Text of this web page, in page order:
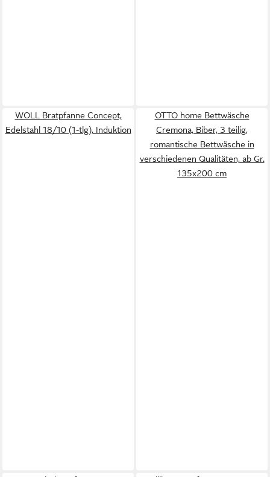
WOLL Bratpfanne Concept,
Edelstahl 18/10 (1-tlg), Induktion
OTTO home Bettwäsche
Cremona, Biber, 3 teilig,
romantische Bettwäsche in
verschiedenen Qualitäten, ab Gr.
135x200 cm